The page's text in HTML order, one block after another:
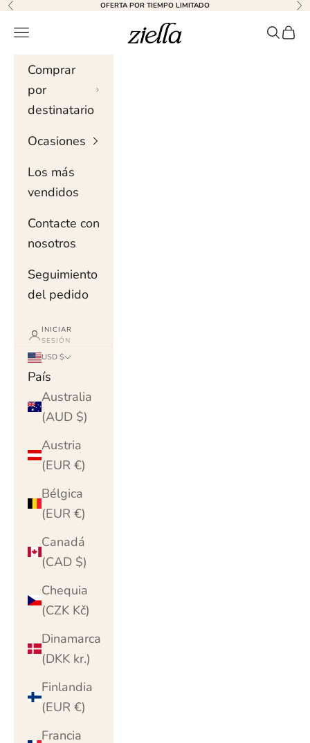
Ir al contenido
Anterior OFERTA POR TIEMPO LIMITADO
Ziella
Menú de navegación Buscar
Comprar
por
destinatario
Ocasiones
Los más
vendidos
Contacte con
nosotros
Seguimiento
del pedido
INICIAR
SESIÓN
USD $
País
Australia
(AUD $)
Austria
(EUR €)
Bélgica
(EUR €)
Canadá
(CAD $)
Chequia
(CZK Kč)
Dinamarca
(DKK kr.)
Finlandia
(EUR €)
Francia